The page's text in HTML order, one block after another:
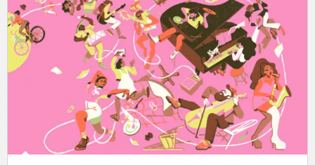
Le Concert de Paris du 14 juillet revient au pied de la Tour
Eiffel toujours en direct sur France Inter, France 2 et dans
le monde entier